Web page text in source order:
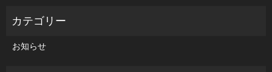
お知らせ